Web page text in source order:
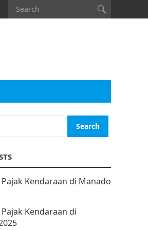
Kendaraan di Manado
Kendaraan di